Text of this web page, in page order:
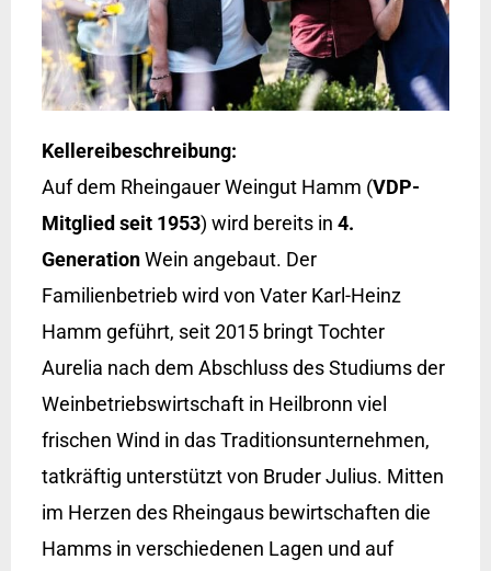
Kellereibeschreibung:
Auf dem Rheingauer Weingut Hamm (VDP-
Mitglied seit 1953) wird bereits in 4.
GenerationWein angebaut. Der
Familienbetrieb wird von Vater Karl-Heinz
Hamm geführt, seit 2015 bringt Tochter
Aurelia nach dem Abschluss des Studiums der
Weinbetriebswirtschaft in Heilbronn viel
frischen Wind in das Traditionsunternehmen,
tatkräftig unterstützt von Bruder Julius. Mitten
im Herzen des Rheingaus bewirtschaften die
Hamms in verschiedenen Lagen und auf